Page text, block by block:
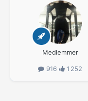
Medlemmer
916 1 252